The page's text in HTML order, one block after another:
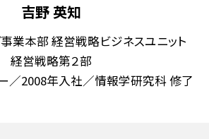
情報
吉野 英知
事業本部 経営戦略ビジネスユニット
経営戦略第２部
／2008年入社／情報学研究科 修了